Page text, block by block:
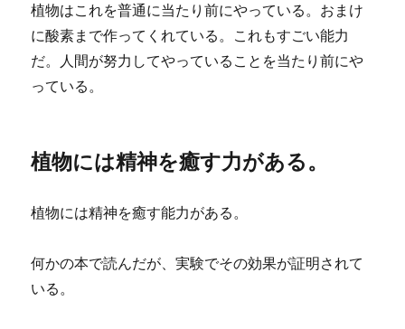
植物はこれを普通に当たり前にやっている。おまけ
に酸素まで作ってくれている。これもすごい能力
だ。人間が努力してやっていることを当たり前にや
っている。
植物には精神を癒す力がある。
植物には精神を癒す能力がある。
何かの本で読んだが、実験でその効果が証明されて
いる。